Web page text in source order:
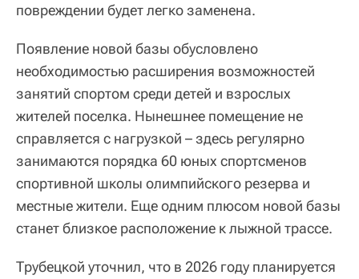
повреждении будет легко заменена.
Появление новой базы обусловлено
необходимостью расширения возможностей
занятий спортом среди детей и взрослых
жителей поселка. Нынешнее помещение не
справляется с нагрузкой – здесь регулярно
занимаются порядка 60 юных спортсменов
спортивной школы олимпийского резерва и
местные жители. Еще одним плюсом новой базы
станет близкое расположение к лыжной трассе.
Трубецкой уточнил, что в 2026 году планируется